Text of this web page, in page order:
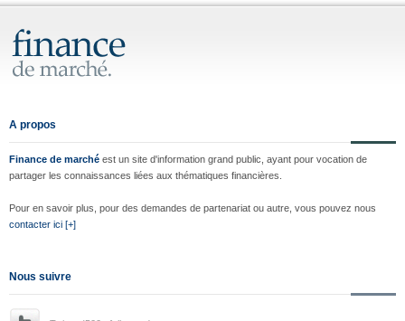
A propos
Finance de marché est un site d'information grand public, ayant pour vocation de
partager les connaissances liées aux thématiques financières.
Pour en savoir plus, pour des demandes de partenariat ou autre, vous pouvez nous
contacter ici [+]
Nous suivre